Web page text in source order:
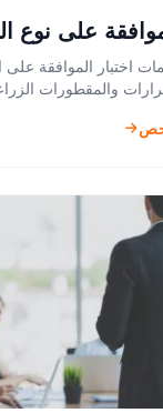
على نوع
اختبار الموافقة على
والمقطورات